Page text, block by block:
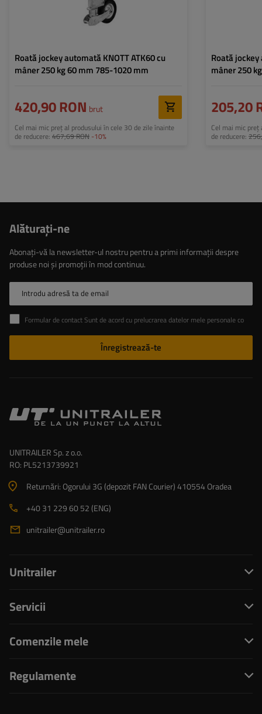
Roată jockey automată KNOTT ATK60 cu
mâner 250 kg 60 mm 785-1020 mm
420,90 RON brut
Cel mai mic preț al produsului în cele 30 de zile înainte
de reducere: 467,69 RON -10%
Roată jockey
mâner 250
205,20
Cel mai mic
de reducere:
Alăturaţi-ne
Abonați-vă la newsletter-ul nostru pentru a primi informații despre
produse noi și promoții în mod continuu.
Introdu adresă ta de email
Formular de contact Sunt de acord cu prelucrarea datelor mele personale conținute în formularul de contact în conformitate cu Regulamentul Parlamentului European și al Consiliului (UE)
Înregistrează-te
UNITRAILER Sp. z o.o.
RO: PL5213739921
Returnări: Ogorului 3G (depozit FAN Courier) 410554 Oradea
+40 31 229 60 52 (ENG)
unitrailer@unitrailer.ro
Unitrailer
Servicii
Comenzile mele
Regulamente